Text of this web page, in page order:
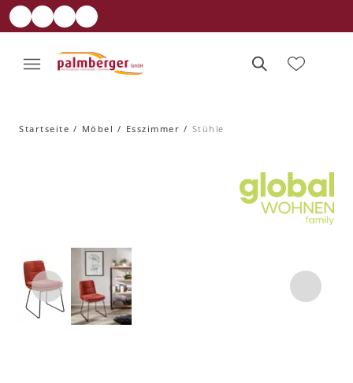
Startseite Möbel Esszimmer Stühle